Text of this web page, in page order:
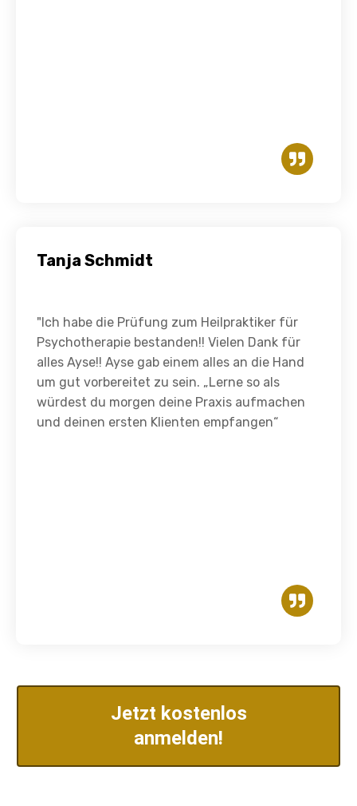
Tanja Schmidt
"Ich habe die Prüfung zum Heilpraktiker für
Psychotherapie bestanden!! Vielen Dank für
alles Ayse!! Ayse gab einem alles an die Hand
um gut vorbereitet zu sein. „Lerne so als
würdest du morgen deine Praxis aufmachen
und deinen ersten Klienten empfangen“
Jetzt kostenlos
anmelden!